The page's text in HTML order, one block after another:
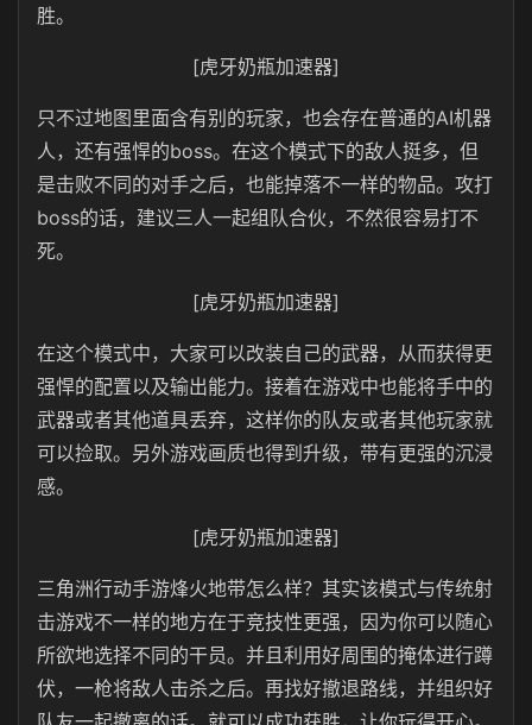
胜。
[虎牙奶瓶加速器]
只不过地图里面含有别的玩家，也会存在普通的AI机器
人，还有强悍的boss。在这个模式下的敌人挺多，但
是击败不同的对手之后，也能掉落不一样的物品。攻打
boss的话，建议三人一起组队合伙，不然很容易打不
死。
[虎牙奶瓶加速器]
在这个模式中，大家可以改装自己的武器，从而获得更
强悍的配置以及输出能力。接着在游戏中也能将手中的
武器或者其他道具丢弃，这样你的队友或者其他玩家就
可以捡取。另外游戏画质也得到升级，带有更强的沉浸
感。
[虎牙奶瓶加速器]
三角洲行动手游烽火地带怎么样？其实该模式与传统射
击游戏不一样的地方在于竞技性更强，因为你可以随心
所欲地选择不同的干员。并且利用好周围的掩体进行蹲
伏，一枪将敌人击杀之后。再找好撤退路线，并组织好